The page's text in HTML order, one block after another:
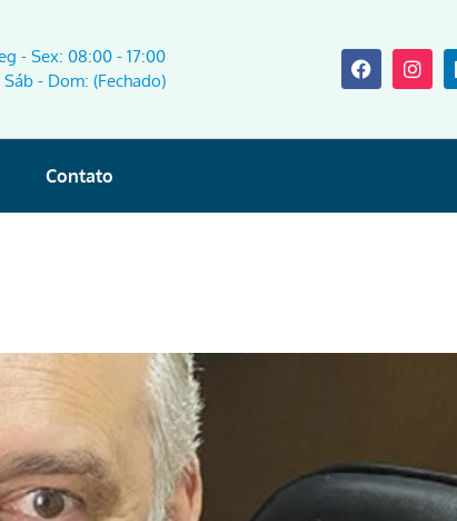
- Sex: 08:00 - 17:00
Sáb - Dom: (Fechado)
Contato